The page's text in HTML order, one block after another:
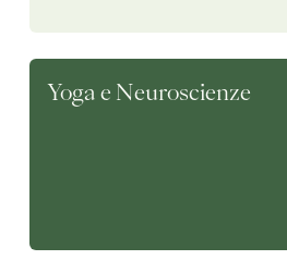
Yoga e Neuroscienze